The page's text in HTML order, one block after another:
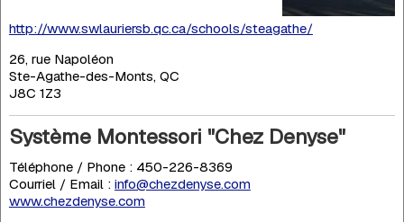
http://www.swlauriersb.qc.ca/schools/steagathe/
26, rue Napoléon
Ste-Agathe-des-Monts, QC
J8C 1Z3
Système Montessori "Chez Denyse"
Téléphone / Phone : 450-226-8369
Courriel / Email : info@chezdenyse.com
www.chezdenyse.com